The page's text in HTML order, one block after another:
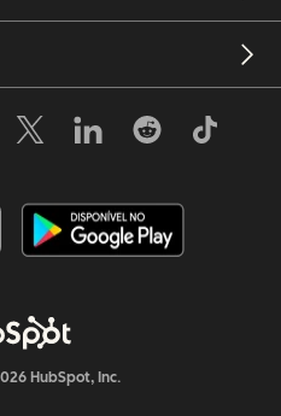
HubSpot, Inc.